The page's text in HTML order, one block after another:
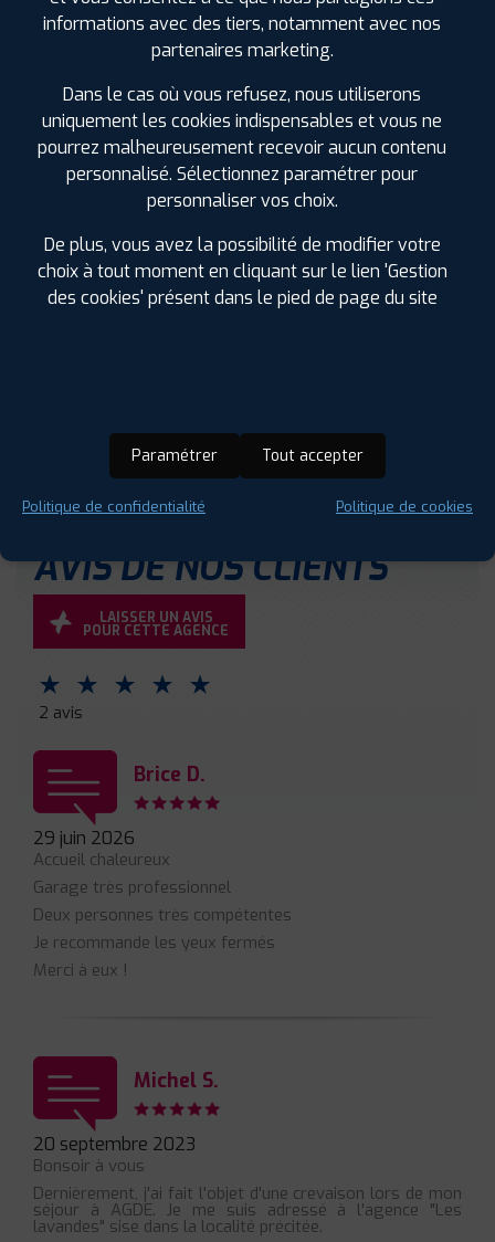
Réparation de pneus à chaud
Diagnostic visuel offert (33 points de contrôle)
Gonflage à l'azote
Réparation de pneus tubeless
Remplacement de pneus
Révision garantie constructeur
Habilitation Electrique (BOL)
Distribution
Contrôle pression offert
AVIS DE NOS CLIENTS
LAISSER UN AVIS
POUR CETTE AGENCE
⋆ ⋆ ⋆ ⋆ ⋆
2 avis
Brice D.
29 juin 2026
Accueil chaleureux
Garage très professionnel
Deux personnes très compétentes
Je recommande les yeux fermés
Merci à eux !
Michel S.
20 septembre 2023
Bonsoir à vous
Dernièrement, j'ai fait l'objet d'une crevaison lors de mon
séjour à AGDE. Je me suis adressé à l'agence "Les
lavandes" sise dans la localité précitée.
informations avec des tiers, notamment avec nos
partenaires marketing.
Dans le cas où vous refusez, nous utiliserons
uniquement les cookies indispensables et vous ne
pourrez malheureusement recevoir aucun contenu
personnalisé. Sélectionnez paramétrer pour
personnaliser vos choix.
De plus, vous avez la possibilité de modifier votre
choix à tout moment en cliquant sur le lien 'Gestion
des cookies' présent dans le pied de page du site
Paramétrer Tout accepter
Politique de confidentialité Politique de cookies